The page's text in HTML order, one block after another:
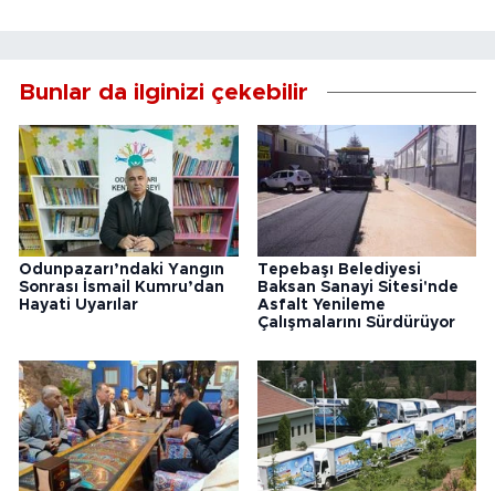
Bunlar da ilginizi çekebilir
Odunpazarı’ndaki Yangın
Sonrası İsmail Kumru’dan
Hayati Uyarılar
Tepebaşı Belediyesi
Baksan Sanayi Sitesi'nde
Asfalt Yenileme
Çalışmalarını Sürdürüyor